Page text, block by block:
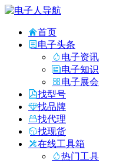
首页
电子头条
电子资讯
电子知识
电子展会
找型号
找品牌
找代理
找现货
在线工具箱
热门工具